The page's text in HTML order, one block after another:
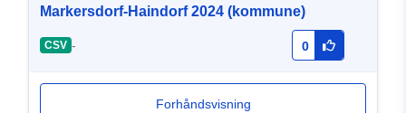
Markersdorf-Haindorf 2024 (kommune)
CSV - 0
Forhåndsvisning